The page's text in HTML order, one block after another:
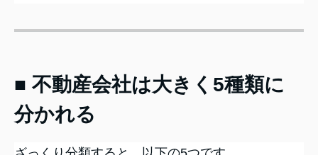
■ 不動産会社は大きく5種類に
分かれる